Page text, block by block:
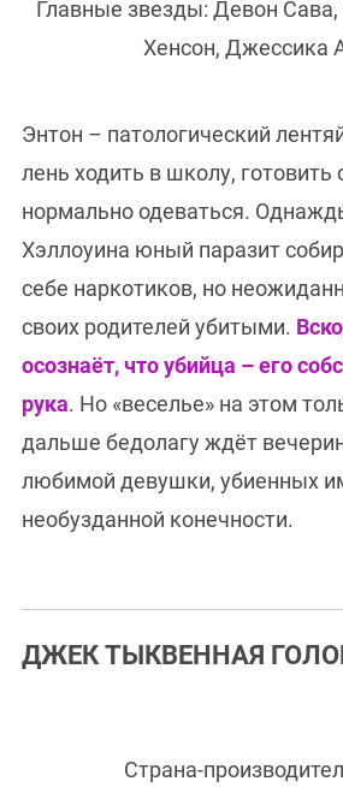
Главные звезды: Девон Сава,
Хенсон, Джессика
Энтон – патологический
лень ходить в школу, готовить
нормально одеваться.
Хэллоуина юный паразит
себе наркотиков, но
своих родителей убитыми.
осознаёт, что убийца – его
рука. Но «веселье» на этом
дальше бедолагу ждёт
любимой девушки, убиенных
необузданной конечности.
ДЖЕК ТЫКВЕННАЯ
Страна-